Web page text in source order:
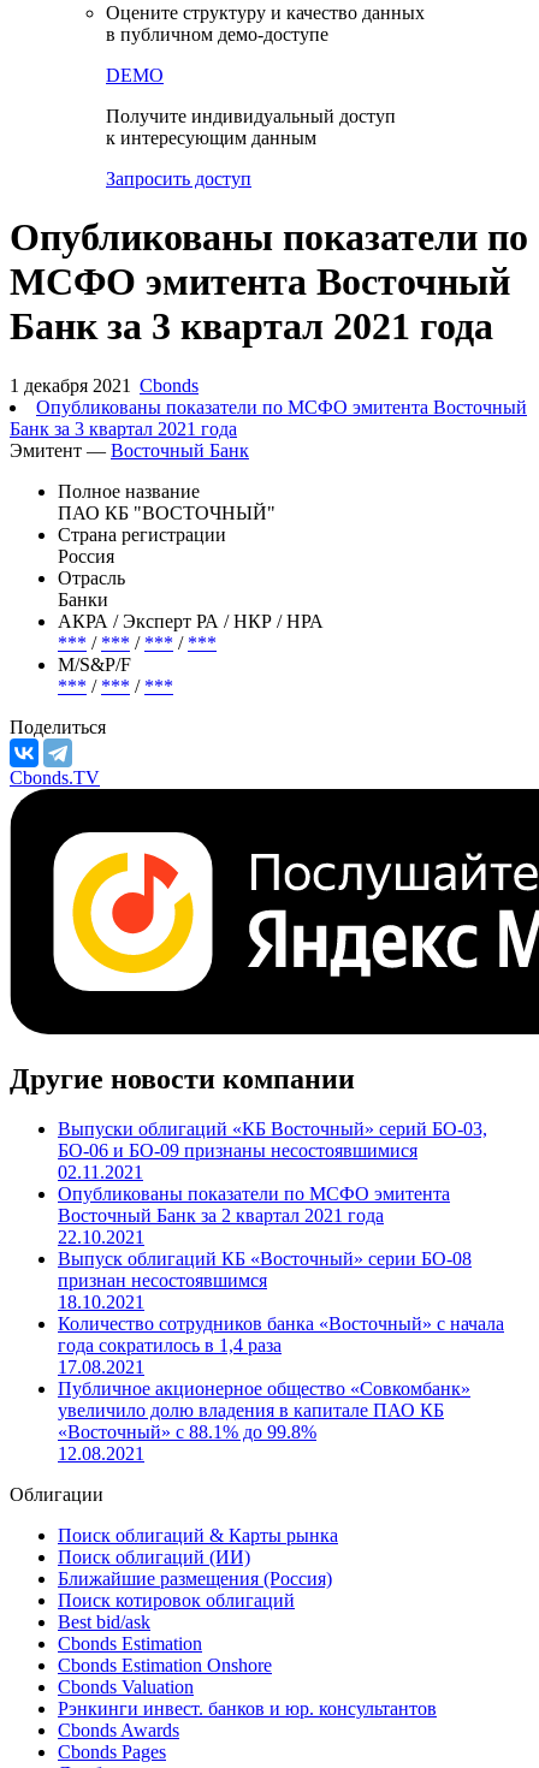
Оцените структуру и качество данных
в публичном демо-доступе
DEMO
Получите индивидуальный доступ
к интересующим данным
Запросить доступ
Опубликованы показатели по
МСФО эмитента Восточный
Банк за 3 квартал 2021 года
1 декабря 2021 Cbonds
Опубликованы показатели по МСФО эмитента Восточный
Банк за 3 квартал 2021 года
Эмитент — Восточный Банк
Полное название
ПАО КБ "ВОСТОЧНЫЙ"
Страна регистрации
Россия
Отрасль
Банки
АКРА / Эксперт РА / НКР / НРА
*** / *** / *** / ***
М/S&P/F
*** / *** / ***
Поделиться
Cbonds.TV
Другие новости компании
Выпуски облигаций «КБ Восточный» серий БО-03,
БО-06 и БО-09 признаны несостоявшимися
02.11.2021
Опубликованы показатели по МСФО эмитента
Восточный Банк за 2 квартал 2021 года
22.10.2021
Выпуск облигаций КБ «Восточный» серии БО-08
признан несостоявшимся
18.10.2021
Количество сотрудников банка «Восточный» с начала
года сократилось в 1,4 раза
17.08.2021
Публичное акционерное общество «Совкомбанк»
увеличило долю владения в капитале ПАО КБ
«Восточный» с 88.1% до 99.8%
12.08.2021
Облигации
Поиск облигаций & Карты рынка
Поиск облигаций (ИИ)
Ближайшие размещения (Россия)
Поиск котировок облигаций
Best bid/ask
Cbonds Estimation
Cbonds Estimation Onshore
Cbonds Valuation
Рэнкинги инвест. банков и юр. консультантов
Cbonds Awards
Cbonds Pages